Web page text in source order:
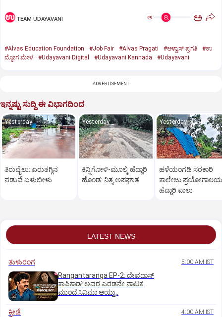
TEAM UDAYAVANI ಅ ಅ
#Alvas Education Foundation #Job Fair #Alvas Pragati #ಆಳ್ವಾಸ್‌ ಪ್ರಗತಿ
#ಉ
ದ್ಯೋಗ ಮೇಳ
#Udayavani Digital #Udayavani Kannada #Udayavani
ADVERTISEMENT
ಇನ್ನಷ್ಟು ಸುದ್ದಿ ಈ ವಿಭಾಗದಿಂದ
Yesterday
ತಿರುವೈಲು: ಏರುತಗ್ಗಿನ
ನಡುವೆ ಏಳುಬೀಳು
Yesterday
ಕಿನ್ನಿಗೋಳಿ-ಮೂಲ್ಕಿ ಹೆದ್ದಾರಿ
ಹೊಂಡ: ನಿತ್ಯ ಅಪಘಾತ
Yesterday
ಹಳೆಯಂಗಡಿ ಸರಕಾರಿ
ಕಾಲೇಜು ಪ್ರಯೋಗಾಲಯ
ಹೆದ್ದಾರಿ ಪಾಲು
LATEST NEWS
ತುಳುರಂಗ 5:00 AM IST
Rangantaranga EP-2: ದೇವದಾಸ್
ಕಾಪಿಕಾಡ್‌ ಅವರ ಎರಡನೇ ನಾಟಕ
ಮುಂದೆ ಸಿನಿಮಾ ಆಯ್ತು..
ಕ್ರೀಡೆ 4:00 AM IST